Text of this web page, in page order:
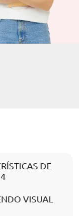
DE
VISUAL